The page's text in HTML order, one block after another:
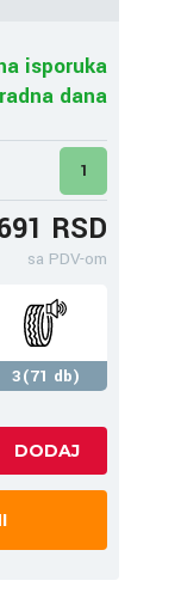
isporuka
dana
1
RSD
sa PDV-om
3(71 db)